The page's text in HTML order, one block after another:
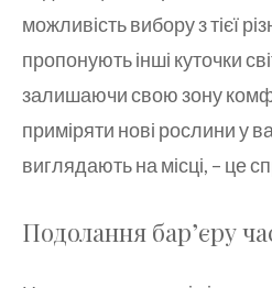
можливість вибору з тієї
пропонують інші куточки
залишаючи свою зону
приміряти нові рослини у
виглядають на місці, – це
Подолання бар’єру